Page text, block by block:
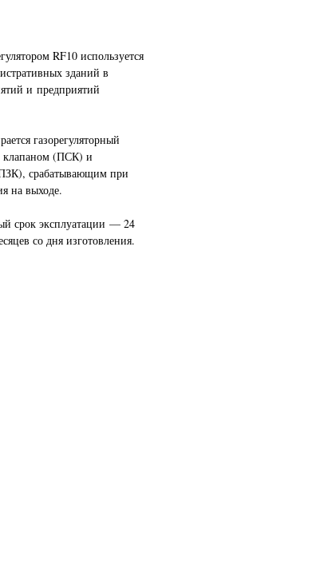
RF10 используется
зданий в
и предприятий
газорегуляторный
клапаном (ПСК) и
срабатывающим при
на выходе.
срок эксплуатации — 24
со дня изготовления.